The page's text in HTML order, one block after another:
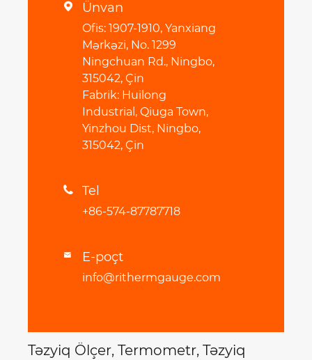
 Ünvan
Ofis: 1907-1910, Yanxiang
Mərkəzi, No. 1299
Ningchuan Rd., Ningbo,
315042, Çin
Fabrik: Huilong
Industrial, Qiuga Town,
Yinzhou Dist, Ningbo,
315042, Çin
 Tel
+86-574-87787718
 E-poçt
info@rithermgauge.com
Təzyiq Ölçer, Termometr, Təzyiq